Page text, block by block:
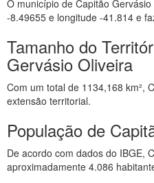
O município de Capitão
-8.49655 e longitude -41.814 e
Tamanho do
Gervásio Oliveira
Com um total de 1134,168 km²,
extensão territorial.
População de
De acordo com dados do IBGE,
aproximadamente 4.086